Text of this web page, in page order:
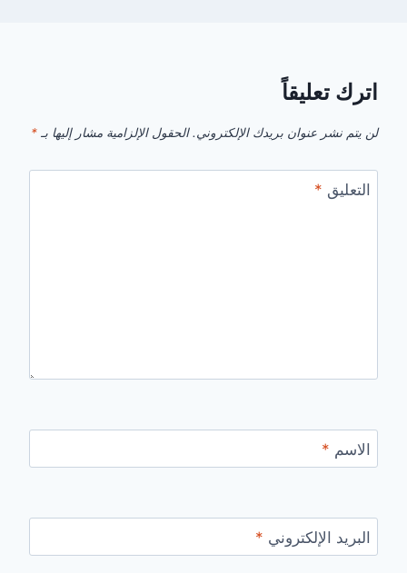
اترك تعليقاً
لن يتم نشر عنوان بريدك الإلكتروني. الحقول الإلزامية مشار إليها بـ *
التعليق *
الاسم *
البريد الإلكتروني *